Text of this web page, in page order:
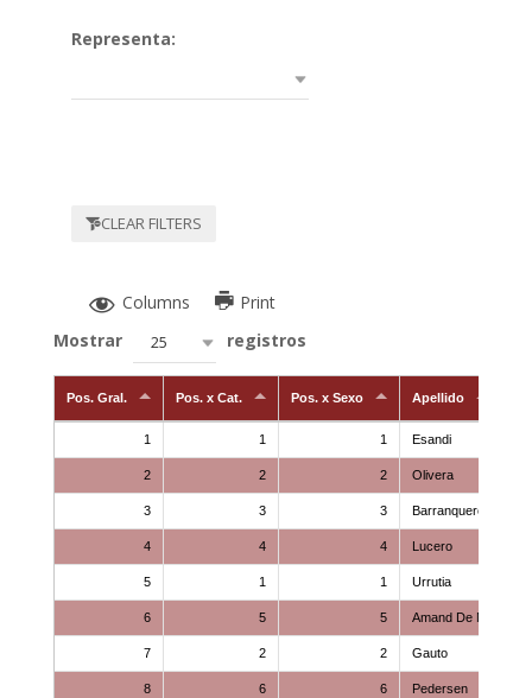
Representa:
CLEAR FILTERS
Columns
Print
Mostrar
25 registros
Pos. Gral. Pos. x Cat. Pos. x Sexo Apellido
1 1 1 Esandi
2 2 2 Olivera
3 3 3 Barranquero
4 4 4 Lucero
5 1 1 Urrutia
6 5 5 Amand De Mendieta
7 2 2 Gauto
8 6 6 Pedersen